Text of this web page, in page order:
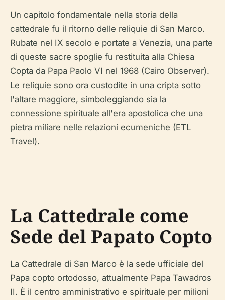
Un capitolo fondamentale nella storia della
cattedrale fu il ritorno delle reliquie di San Marco.
Rubate nel IX secolo e portate a Venezia, una parte
di queste sacre spoglie fu restituita alla Chiesa
Copta da Papa Paolo VI nel 1968 (Cairo Observer).
Le reliquie sono ora custodite in una cripta sotto
l'altare maggiore, simboleggiando sia la
connessione spirituale all'era apostolica che una
pietra miliare nelle relazioni ecumeniche (ETL
Travel).
La Cattedrale come
Sede del Papato Copto
La Cattedrale di San Marco è la sede ufficiale del
Papa copto ortodosso, attualmente Papa Tawadros
II. È il centro amministrativo e spirituale per milioni